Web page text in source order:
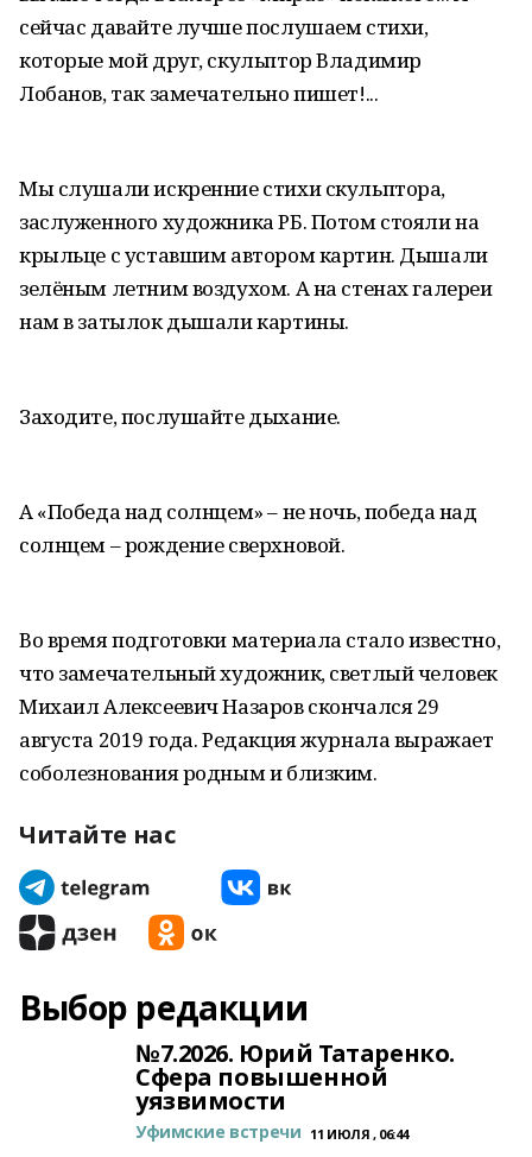
сейчас давайте лучше послушаем стихи,
которые мой друг, скульптор Владимир
Лобанов, так замечательно пишет!...
Мы слушали искренние стихи скульптора,
заслуженного художника РБ. Потом стояли на
крыльце с уставшим автором картин. Дышали
зелёным летним воздухом. А на стенах галереи
нам в затылок дышали картины.
Заходите, послушайте дыхание.
А «Победа над солнцем» – не ночь, победа над
солнцем – рождение сверхновой.
Во время подготовки материала стало известно,
что замечательный художник, светлый человек
Михаил Алексеевич Назаров скончался 29
августа 2019 года. Редакция журнала выражает
соболезнования родным и близким.
Читайте нас
Выбор редакции
№7.2026. Юрий Татаренко.
Сфера повышенной
уязвимости
Уфимские встречи 11 ИЮЛЯ , 06:44